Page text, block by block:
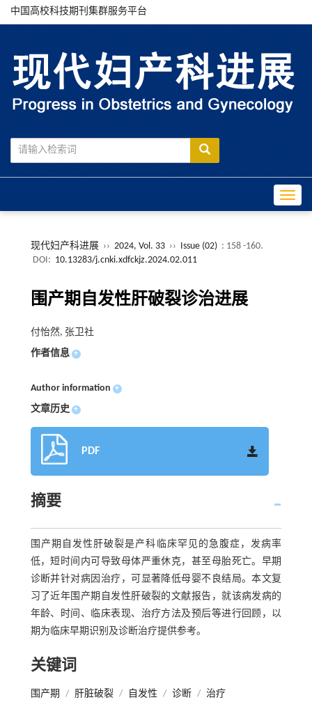
中国高校科技期刊集群服务平台
现代妇产科进展 ›› 2024, Vol. 33 ›› Issue (02) : 158 -160.
DOI: 10.13283/j.cnki.xdfckjz.2024.02.011
围产期自发性肝破裂诊治进展
付怡然, 张卫社
作者信息 +
Author information +
文章历史 +
PDF
摘要
围产期自发性肝破裂是产科临床罕见的急腹症，发病率
低，短时间内可导致母体严重休克，甚至母胎死亡。早期
诊断并针对病因治疗，可显著降低母婴不良结局。本文复
习了近年围产期自发性肝破裂的文献报告，就该病发病的
年龄、时间、临床表现、治疗方法及预后等进行回顾，以
期为临床早期识别及诊断治疗提供参考。
关键词
围产期 / 肝脏破裂 / 自发性 / 诊断 / 治疗